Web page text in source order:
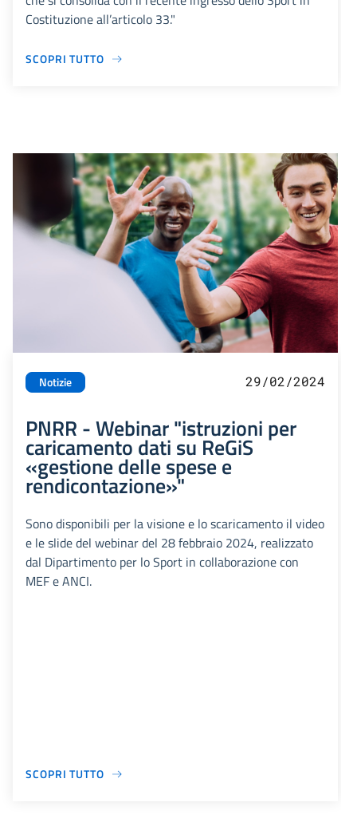
Costituzione all’articolo 33."
SCOPRI TUTTO
Notizie 29/02/2024
PNRR - Webinar "istruzioni per
caricamento dati su ReGiS
«gestione delle spese e
rendicontazione»"
Sono disponibili per la visione e lo scaricamento il video
e le slide del webinar del 28 febbraio 2024, realizzato
dal Dipartimento per lo Sport in collaborazione con
MEF e ANCI.
SCOPRI TUTTO